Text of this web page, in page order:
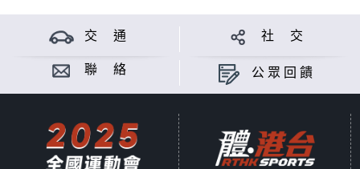
交 通 社 交
聯 絡 公眾回饋